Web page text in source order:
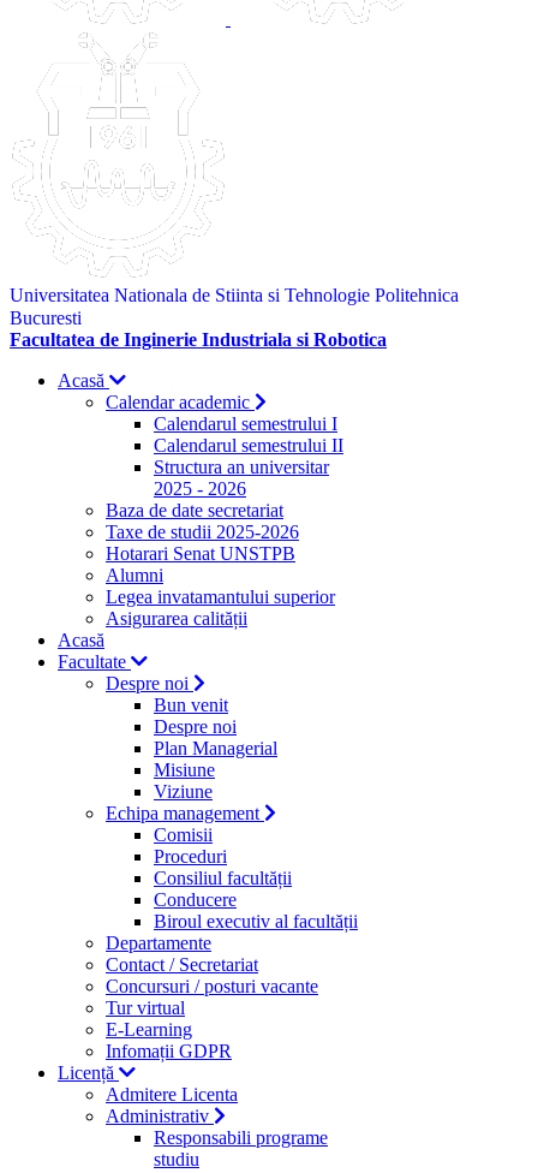
Universitatea Nationala de Stiinta si Tehnologie Politehnica
Bucuresti
Facultatea de Inginerie Industriala si Robotica
Acasă
Calendar academic
Calendarul semestrului I
Calendarul semestrului II
Structura an universitar
2025 - 2026
Baza de date secretariat
Taxe de studii 2025-2026
Hotarari Senat UNSTPB
Alumni
Legea invatamantului superior
Asigurarea calității
Acasă
Facultate
Despre noi
Bun venit
Despre noi
Plan Managerial
Misiune
Viziune
Echipa management
Comisii
Proceduri
Consiliul facultății
Conducere
Biroul executiv al facultății
Departamente
Contact / Secretariat
Concursuri / posturi vacante
Tur virtual
E-Learning
Infomații GDPR
Licență
Admitere Licenta
Administrativ
Responsabili programe
studiu